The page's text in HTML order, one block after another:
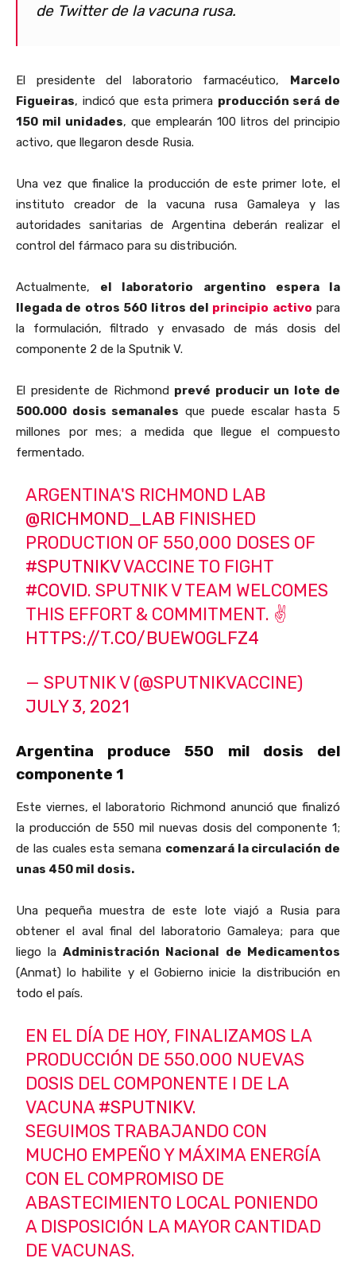
de Twitter de la vacuna rusa.
El presidente del laboratorio farmacéutico, Marcelo
Figueiras, indicó que esta primera producción será de
150 mil unidades, que emplearán 100 litros del principio
activo, que llegaron desde Rusia.
Una vez que finalice la producción de este primer lote, el
instituto creador de la vacuna rusa Gamaleya y las
autoridades sanitarias de Argentina deberán realizar el
control del fármaco para su distribución.
Actualmente, el laboratorio argentino espera la
llegada de otros 560 litros del principio activo para
la formulación, filtrado y envasado de más dosis del
componente 2 de la Sputnik V.
El presidente de Richmond prevé producir un lote de
500.000 dosis semanales que puede escalar hasta 5
millones por mes; a medida que llegue el compuesto
fermentado.
ARGENTINA'S RICHMOND LAB
@RICHMOND_LAB FINISHED
PRODUCTION OF 550,000 DOSES OF
#SPUTNIKVVACCINE TO FIGHT
#COVID. SPUTNIK V TEAM WELCOMES
THIS EFFORT & COMMITMENT. ✌️
HTTPS://T.CO/BUEWOGLFZ4
— SPUTNIK V (@SPUTNIKVACCINE)
JULY 3, 2021
Argentina produce 550 mil dosis del
componente 1
Este viernes, el laboratorio Richmond anunció que finalizó
la producción de 550 mil nuevas dosis del componente 1;
de las cuales esta semana comenzará la circulación de
unas 450 mil dosis.
Una pequeña muestra de este lote viajó a Rusia para
obtener el aval final del laboratorio Gamaleya; para que
liego la Administración Nacional de Medicamentos
(Anmat) lo habilite y el Gobierno inicie la distribución en
todo el país.
EN EL DÍA DE HOY, FINALIZAMOS LA
PRODUCCIÓN DE 550.000 NUEVAS
DOSIS DEL COMPONENTE I DE LA
VACUNA#SPUTNIKV.
SEGUIMOS TRABAJANDO CON
MUCHO EMPEÑO Y MÁXIMA ENERGÍA
CON EL COMPROMISO DE
ABASTECIMIENTO LOCAL PONIENDO
A DISPOSICIÓN LA MAYOR CANTIDAD
DE VACUNAS.